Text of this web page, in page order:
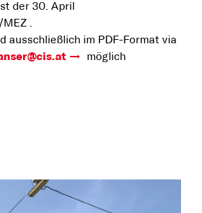
der 30. April
.
ausschließlich im PDF-Format via
möglich